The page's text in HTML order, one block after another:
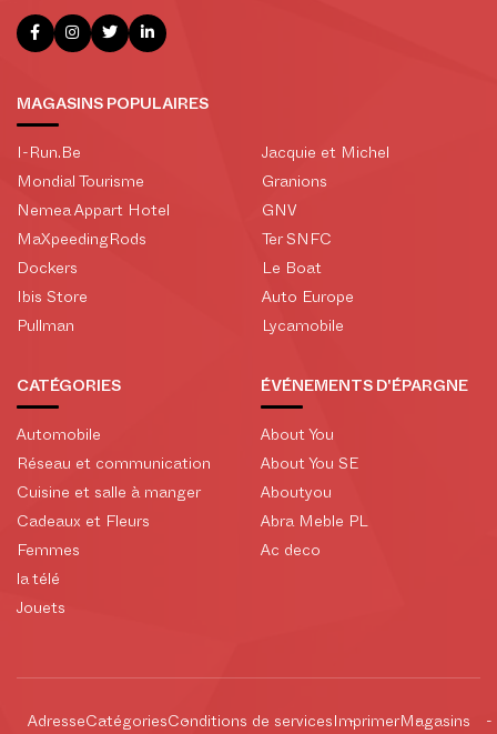
MAGASINS POPULAIRES
I-Run.Be
Mondial Tourisme
Nemea Appart Hotel
MaXpeedingRods
Dockers
Ibis Store
Pullman
Jacquie et Michel
Granions
GNV
Ter SNFC
Le Boat
Auto Europe
Lycamobile
CATÉGORIES
Automobile
Réseau et communication
Cuisine et salle à manger
Cadeaux et Fleurs
Femmes
la télé
Jouets
ÉVÉNEMENTS D'ÉPARGNE
About You
About You SE
Aboutyou
Abra Meble PL
Ac deco
Adresse Catégories Conditions de services Imprimer Magasins